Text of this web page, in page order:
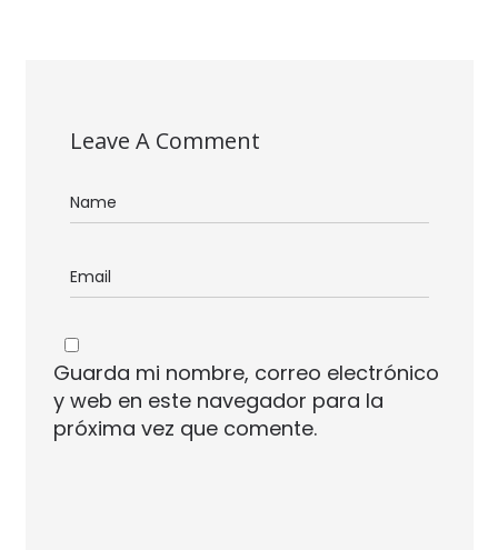
Leave A Comment
Guarda mi nombre, correo electrónico
y web en este navegador para la
próxima vez que comente.